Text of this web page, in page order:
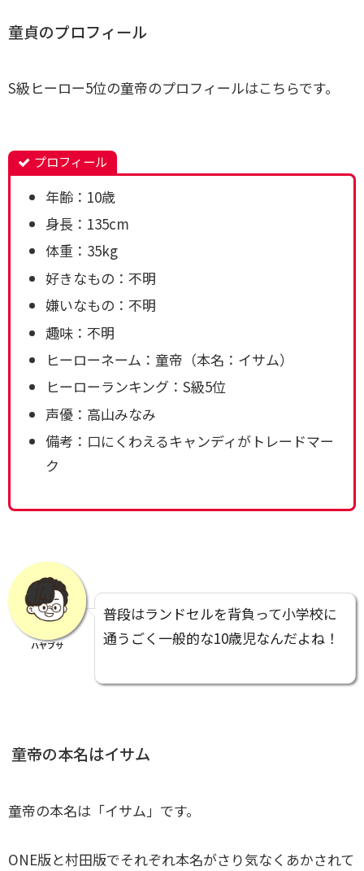
童貞のプロフィール
S級ヒーロー5位の童帝のプロフィールはこちらです。
プロフィール
年齢：10歳
身長：135cm
体重：35kg
好きなもの：不明
嫌いなもの：不明
趣味：不明
ヒーローネーム：童帝（本名：イサム）
ヒーローランキング：S級5位
声優：高山みなみ
備考：口にくわえるキャンディがトレードマー
ク
ハヤブサ
普段はランドセルを背負って小学校に
通うごく一般的な10歳児なんだよね！
童帝の本名はイサム
童帝の本名は「イサム」です。
ONE版と村田版でそれぞれ本名がさり気なくあかされて